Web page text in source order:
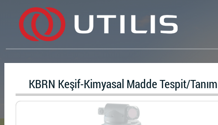
KBRN Keşif-Kimyasal Madde Tespit/